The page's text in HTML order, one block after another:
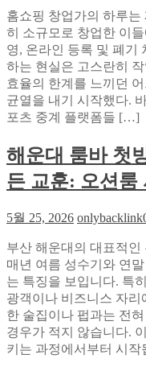
홈쇼핑 창업가의 하루
히 소규모로 창업한 이
영, 온라인 등록 및 폐기
하는 현실은 고스란히
효율의 한계를 느끼던
균열을 내기 시작했다.
포츠 중계 플랫폼들 […]
해운대 룸바 첫
든 교훈: 오션룸
5월 25, 2026
부산 해운대의 대표적
매년 여름 성수기와 연
는 특징을 보입니다. 특
광객이나 비즈니스 자
한 술집이나 펍과는 전
경우가 적지 않습니다.
키는 과정에서부터 시